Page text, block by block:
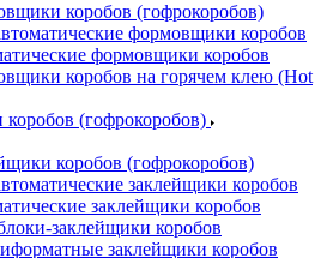
коробов (гофрокоробов)
формовщики коробов
формовщики коробов
коробов на горячем клею (Hot
(гофрокоробов)
коробов (гофрокоробов)
заклейщики коробов
заклейщики коробов
заклейщики коробов
заклейщики коробов